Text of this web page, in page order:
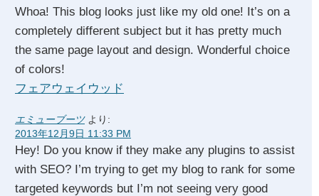
Whoa! This blog looks just like my old one! It’s on a
completely different subject but it has pretty much
the same page layout and design. Wonderful choice
of colors!
フェアウェイウッド
エミューブーツ より:
2013年12月9日 11:33 PM
Hey! Do you know if they make any plugins to assist
with SEO? I’m trying to get my blog to rank for some
targeted keywords but I’m not seeing very good